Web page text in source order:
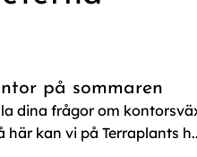
på sommaren
dina frågor om
här kan vi på Terraplants